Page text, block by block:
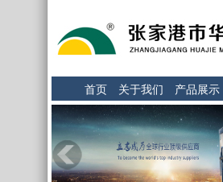
首页 关于我们 产品展示